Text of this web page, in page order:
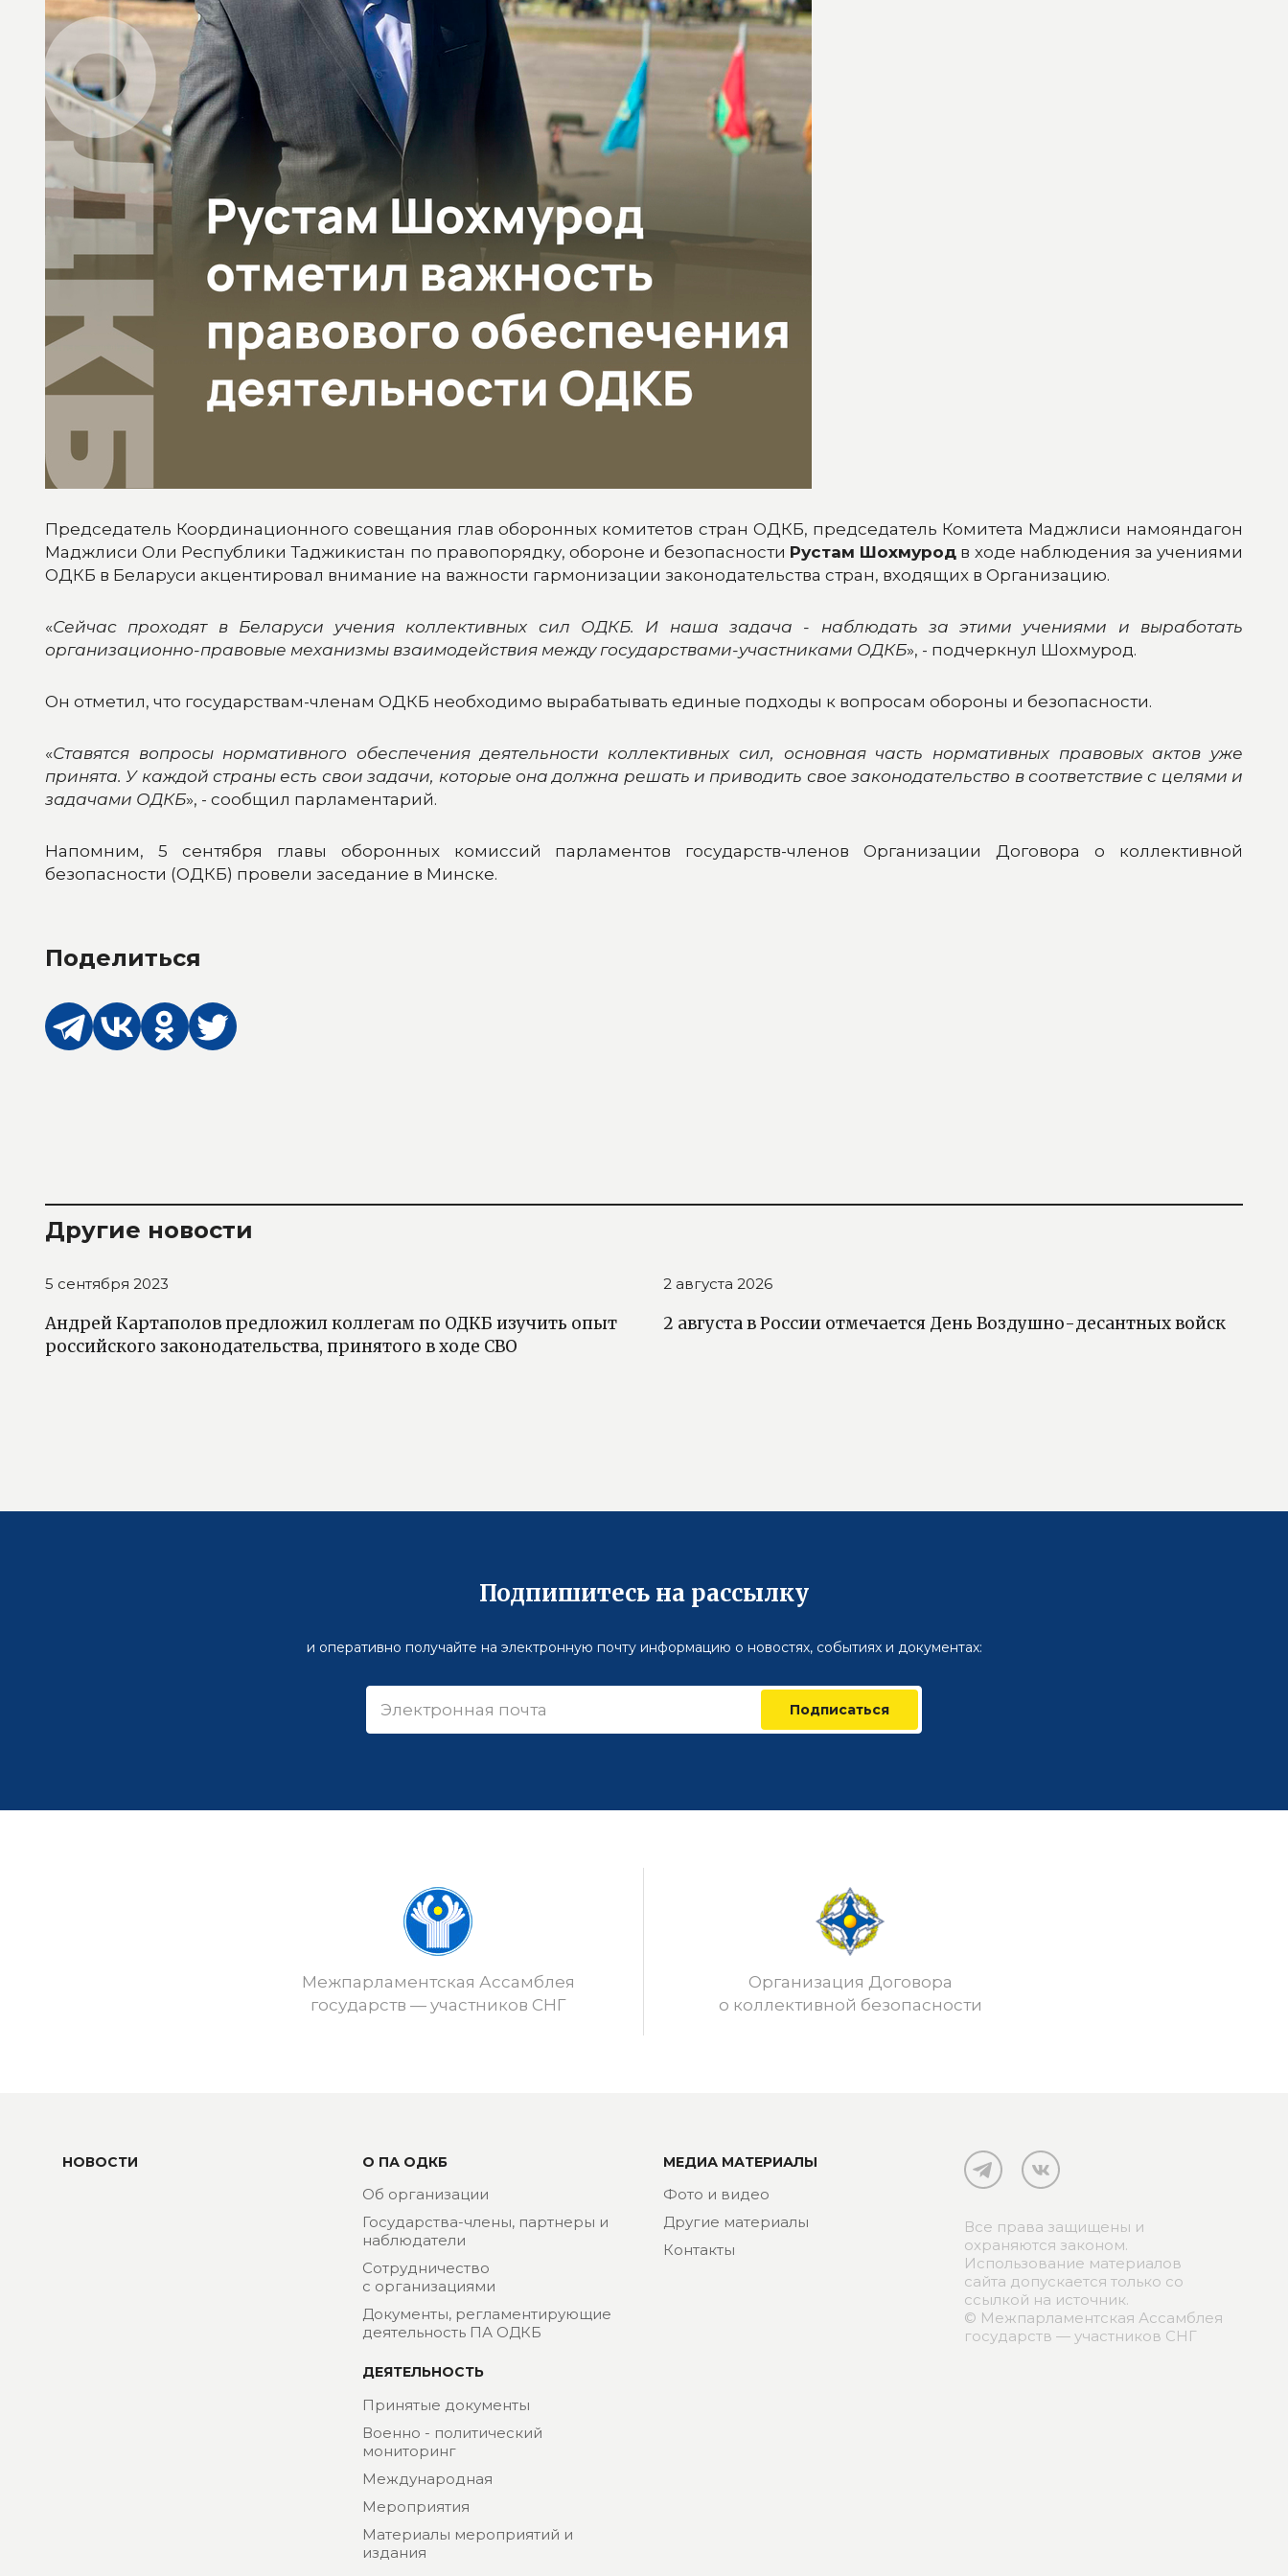
Председатель Координационного совещания глав оборонных комитетов стран ОДКБ, председатель Комитета Маджлиси намояндагон
Маджлиси Оли Республики Таджикистан по правопорядку, обороне и безопасности Рустам Шохмурод в ходе наблюдения за учениями
ОДКБ в Беларуси акцентировал внимание на важности гармонизации законодательства стран, входящих в Организацию.
«Сейчас проходят в Беларуси учения коллективных сил ОДКБ. И наша задача - наблюдать за этими учениями и выработать
организационно-правовые механизмы взаимодействия между государствами-участниками ОДКБ», - подчеркнул Шохмурод.
Он отметил, что государствам-членам ОДКБ необходимо вырабатывать единые подходы к вопросам обороны и безопасности.
«Ставятся вопросы нормативного обеспечения деятельности коллективных сил, основная часть нормативных правовых актов уже
принята. У каждой страны есть свои задачи, которые она должна решать и приводить свое законодательство в соответствие с целями и
задачами ОДКБ», - сообщил парламентарий.
Напомним, 5 сентября главы оборонных комиссий парламентов государств-членов Организации Договора о коллективной
безопасности (ОДКБ) провели заседание в Минске.
Поделиться
Другие новости
5 сентября 2023
Андрей Картаполов предложил коллегам по ОДКБ изучить опыт
российского законодательства, принятого в ходе СВО
2 августа 2026
2 августа в России отмечается День Воздушно-десантных войск
Подпишитесь на рассылку
и оперативно получайте на электронную почту информацию о новостях, событиях и документах:
Подписаться
Межпарламентская Ассамблея
государств — участников СНГ
Организация Договора
о коллективной безопасности
НОВОСТИ О ПА ОДКБ
Об организации
Государства-члены, партнеры и
наблюдатели
Сотрудничество
с организациями
Документы, регламентирующие
деятельность ПА ОДКБ
ДЕЯТЕЛЬНОСТЬ
Принятые документы
Военно - политический
мониторинг
Международная
Мероприятия
Материалы мероприятий и
издания
МЕДИА МАТЕРИАЛЫ
Фото и видео
Другие материалы
Контакты
Все права защищены и
охраняются законом.
Использование материалов
сайта допускается только со
ссылкой на источник.
© Межпарламентская Ассамблея
государств — участников СНГ